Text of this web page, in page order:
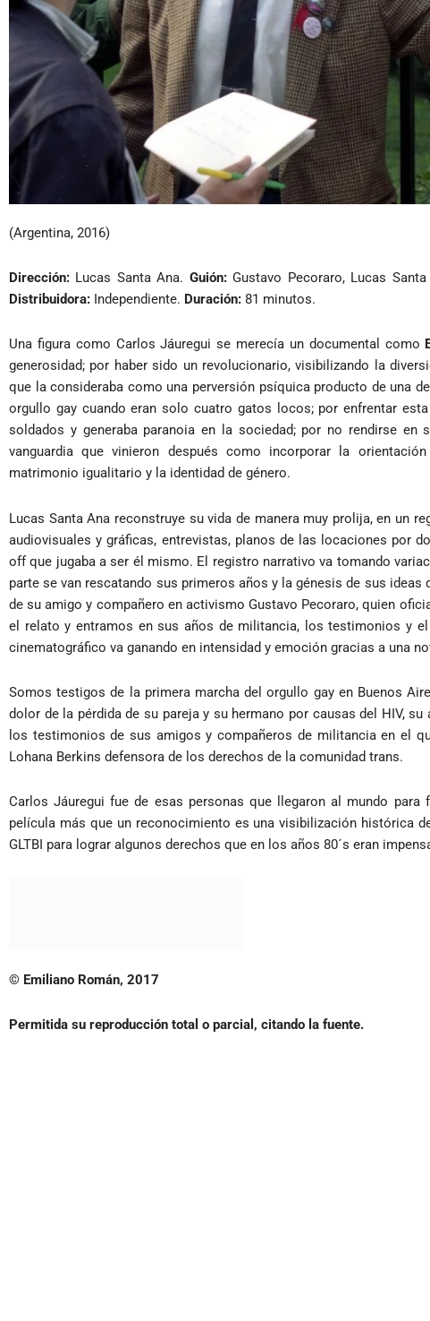
(Argentina, 2016)
Dirección: Lucas Santa Ana. Guión:Gustavo Pecoraro, Lucas Santa
Distribuidora: Independiente. Duración: 81 minutos.
Una figura como Carlos Jáuregui se merecía un documental como
generosidad; por haber sido un revolucionario, visibilizando la
que la consideraba como una perversión psíquica producto de una
orgullo gay cuando eran solo cuatro gatos locos; por enfrentar
soldados y generaba paranoia en la sociedad; por no rendirse
vanguardia que vinieron después como incorporar la
matrimonio igualitario y la identidad de género.
Lucas Santa Ana reconstruye su vida de manera muy prolija, en un
audiovisuales y gráficas, entrevistas, planos de las locaciones por
off que jugaba a ser él mismo. El registro narrativo va tomando
parte se van rescatando sus primeros años y la génesis de sus
de su amigo y compañero en activismo Gustavo Pecoraro, quien
el relato y entramos en sus años de militancia, los testimonios y
cinematográfico va ganando en intensidad y emoción gracias a una
Somos testigos de la primera marcha del orgullo gay en Buenos
dolor de la pérdida de su pareja y su hermano por causas del HIV,
los testimonios de sus amigos y compañeros de militancia en el
Lohana Berkins defensora de los derechos de la comunidad trans.
Carlos Jáuregui fue de esas personas que llegaron al mundo
película más que un reconocimiento es una visibilización histórica
GLTBI para lograr algunos derechos que en los años 80´s eran
© Emiliano Román, 2017
Permitida su reproducción total o parcial, citando la fuente.